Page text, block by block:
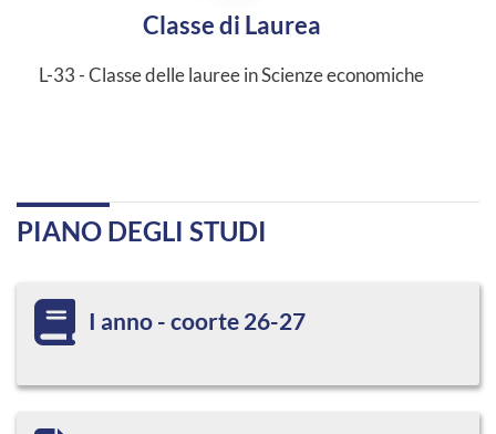
Classe di Laurea
L-33 - Classe delle lauree in Scienze economiche
PIANO DEGLI STUDI
I anno - coorte 26-27